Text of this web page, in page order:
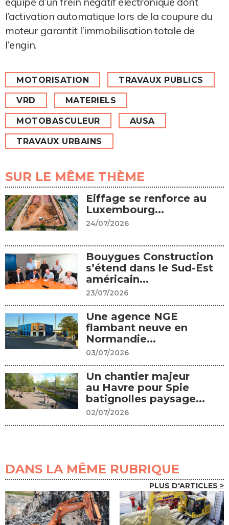
l’activation automatique lors de la coupure du
moteur garantit l’immobilisation totale de
l'engin.
MOTORISATION TRAVAUX PUBLICS
VRD MATERIELS
MOTOBASCULEUR AUSA
TRAVAUX URBAINS
SUR LE MÊME THÈME
Eiffage se renforce au
Luxembourg...
24/07/2026
Bouygues Construction
s’étend dans le Sud-Est
américain...
23/07/2026
Une agence NGE
flambant neuve en
Normandie...
03/07/2026
Un chantier majeur
au Havre pour Spie
batignolles paysage...
02/07/2026
DANS LA MÊME RUBRIQUE
PLUS D'ARTICLES >